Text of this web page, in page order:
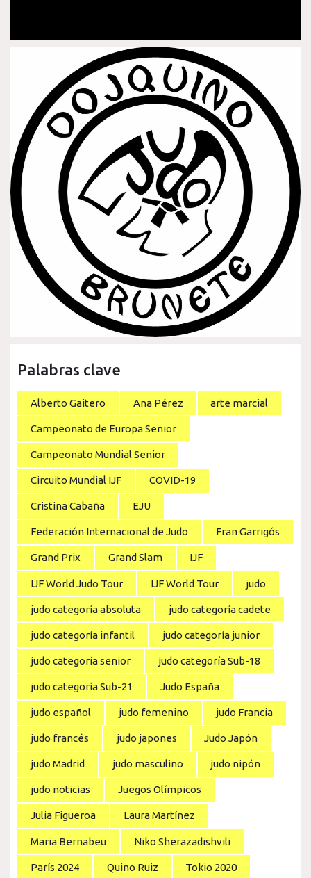
Palabras clave
Alberto Gaitero Ana Pérez arte marcial
Campeonato de Europa Senior
Campeonato Mundial Senior
Circuito Mundial IJF COVID-19
Cristina Cabaña EJU
Federación Internacional de Judo Fran Garrigós
Grand Prix Grand Slam IJF
IJF World Judo Tour IJF World Tour judo
judo categoría absoluta judo categoría cadete
judo categoría infantil judo categoría junior
judo categoría senior judo categoría Sub-18
judo categoría Sub-21 Judo España
judo español judo femenino judo Francia
judo francés judo japones Judo Japón
judo Madrid judo masculino judo nipón
judo noticias Juegos Olímpicos
Julia Figueroa Laura Martínez
Maria Bernabeu Niko Sherazadishvili
París 2024 Quino Ruiz Tokio 2020